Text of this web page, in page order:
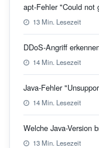
apt-Fehler "Could not
13 Min. Lesezeit
DDoS-Angriff
14 Min. Lesezeit
Java-Fehler
14 Min. Lesezeit
Welche Java-Version
13 Min. Lesezeit